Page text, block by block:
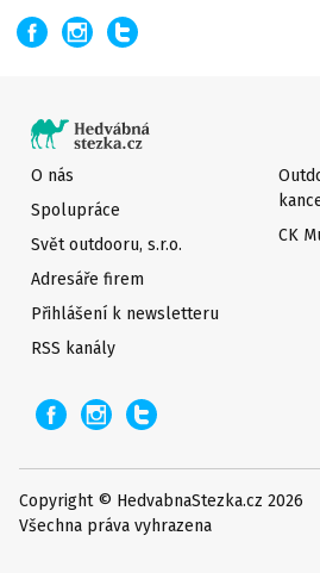
O nás
Spolupráce
Svět outdooru, s.r.o.
Adresáře firem
Přihlášení k newsletteru
CK
RSS kanály
Copyright © HedvabnaStezka.cz 2026
Všechna práva vyhrazena